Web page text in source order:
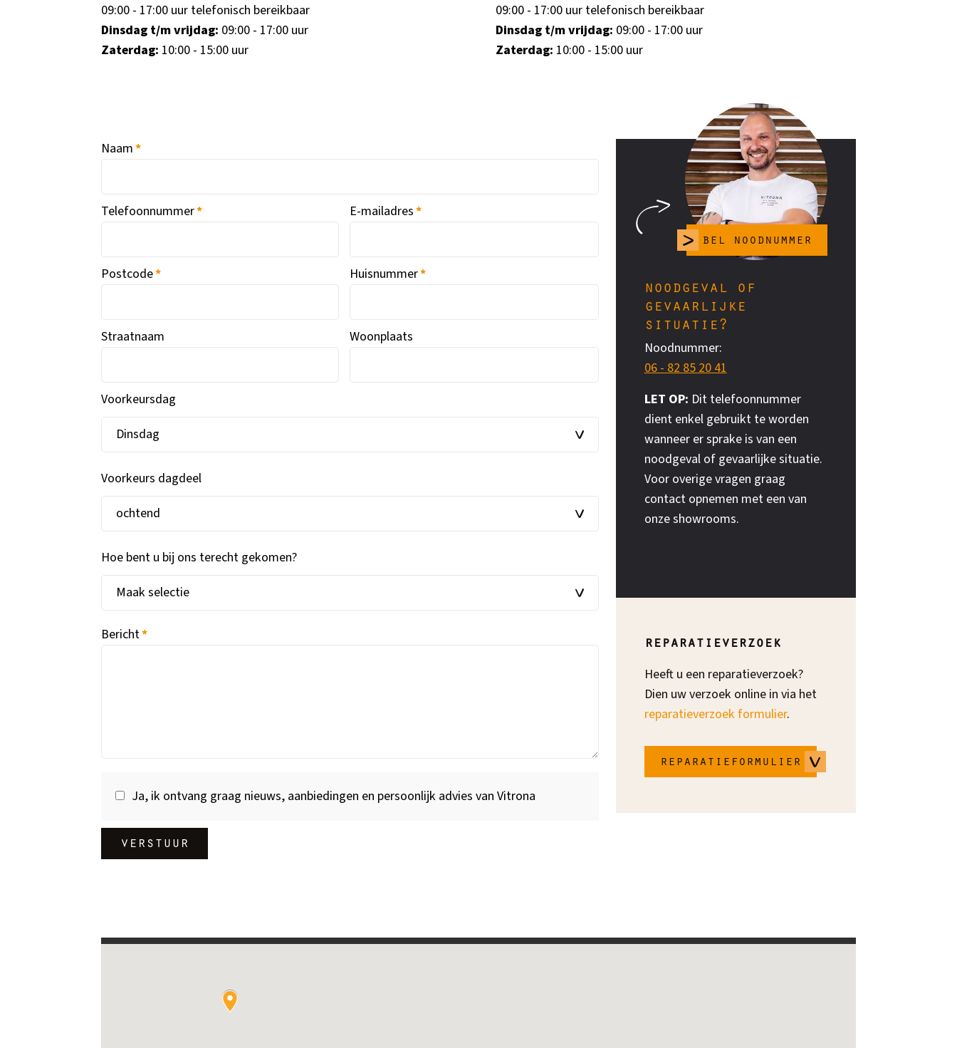
09:00 - 17:00 uur telefonisch bereikbaar
Dinsdag t/m vrijdag: 09:00 - 17:00 uur
Zaterdag: 10:00 - 15:00 uur
09:00 - 17:00 uur telefonisch bereikbaar
Dinsdag t/m vrijdag: 09:00 - 17:00 uur
Zaterdag: 10:00 - 15:00 uur
Naam*
Telefoonnummer* E-mailadres*
Postcode* Huisnummer*
Straatnaam Woonplaats
Voorkeursdag
Voorkeurs dagdeel
Hoe bent u bij ons terecht gekomen?
Bericht*
Ja, ik ontvang graag nieuws, aanbiedingen en persoonlijk advies van Vitrona
verstuur
bel noodnummer
noodgeval of
gevaarlijke
situatie?
Noodnummer:
06 - 82 85 20 41
LET OP: Dit telefoonnummer
dient enkel gebruikt te worden
wanneer er sprake is van een
noodgeval of gevaarlijke situatie.
Voor overige vragen graag
contact opnemen met een van
onze showrooms.
reparatieverzoek
Heeft u een reparatieverzoek?
Dien uw verzoek online in via het
reparatieverzoek formulier.
reparatieformulier